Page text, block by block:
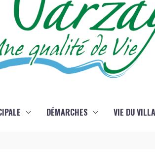
DÉMARCHES VIE DU